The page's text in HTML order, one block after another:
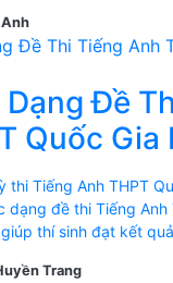
Đề
Quốc Gia
thi Tiếng Anh THPT
dạng đề thi Tiếng Anh
thí sinh đạt kết
Trang